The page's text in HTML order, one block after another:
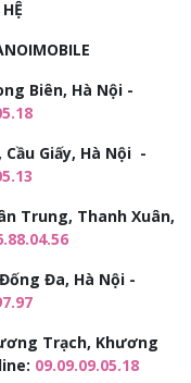
Biên, Hà Nội -
Cầu Giấy, Hà Nội -
Trung, Thanh Xuân,
Đa, Hà Nội -
Trạch, Khương
09.09.09.05.18